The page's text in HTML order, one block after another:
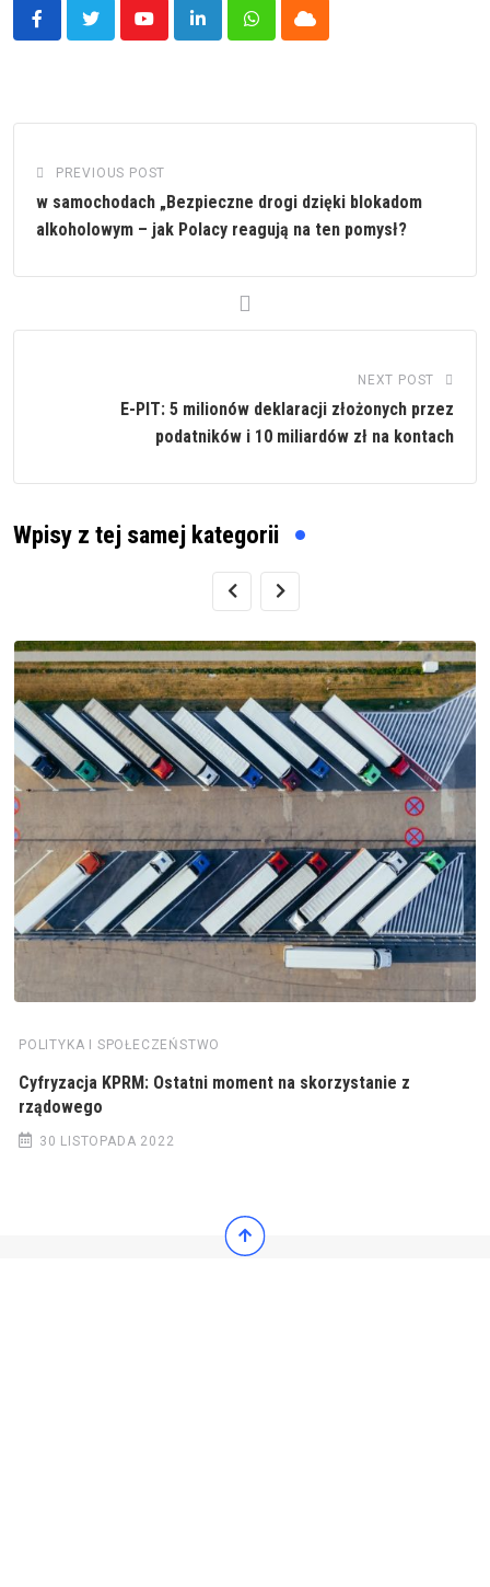
YoutubeLinkedInWhatsappCloud
PREVIOUS POST
w samochodach „Bezpieczne drogi dzięki blokadom
alkoholowym – jak Polacy reagują na ten pomysł?
NEXT POST
E-PIT: 5 milionów deklaracji złożonych przez
podatników i 10 miliardów zł na kontach
Wpisy z tej samej kategorii
POLITYKA I SPOŁECZEŃSTWO
Cyfryzacja KPRM: Ostatni moment na skorzystanie z
rządowego
30 LISTOPADA 2022